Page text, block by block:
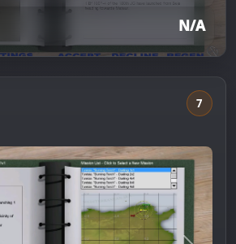
N/A
7